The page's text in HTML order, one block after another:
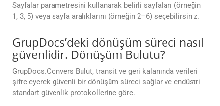
Sayfalar parametresini kullanarak belirli sayfaları (örneğin
1, 3, 5) veya sayfa aralıklarını (örneğin 2–6) seçebilirsiniz.
GrupDocs’deki dönüşüm süreci nasıl
güvenlidir. Dönüşüm Bulutu?
GrupDocs.Convers Bulut, transit ve geri kalanında verileri
şifreleyerek güvenli bir dönüşüm süreci sağlar ve endüstri
standart güvenlik protokollerine göre.